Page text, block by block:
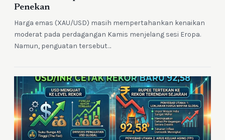
Penekan
Harga emas (XAU/USD) masih mempertahankan kenaikan
moderat pada perdagangan Kamis menjelang sesi Eropa.
Namun, penguatan tersebut…